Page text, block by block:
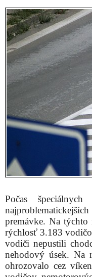
Počas
premávke. Na
rýchlosť 3.183
vodiči nepustili
nehodový úsek. Na
ohrozovalo cez